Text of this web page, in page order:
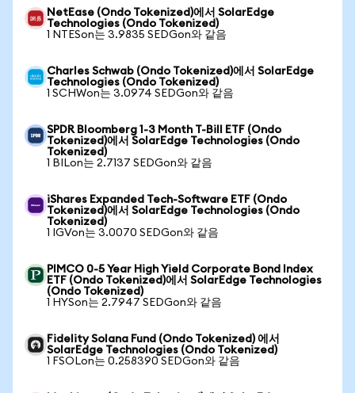
NetEase (Ondo Tokenized)에서 SolarEdge
Technologies (Ondo Tokenized)
1 NTESon는 3.9835 SEDGon와 같음
Charles Schwab (Ondo Tokenized)에서 SolarEdge
Technologies (Ondo Tokenized)
1 SCHWon는 3.0974 SEDGon와 같음
SPDR Bloomberg 1-3 Month T-Bill ETF (Ondo
Tokenized)에서 SolarEdge Technologies (Ondo
Tokenized)
1 BILon는 2.7137 SEDGon와 같음
iShares Expanded Tech-Software ETF (Ondo
Tokenized)에서 SolarEdge Technologies (Ondo
Tokenized)
1 IGVon는 3.0070 SEDGon와 같음
PIMCO 0-5 Year High Yield Corporate Bond Index
ETF (Ondo Tokenized)에서 SolarEdge Technologies
(Ondo Tokenized)
1 HYSon는 2.7947 SEDGon와 같음
Fidelity Solana Fund (Ondo Tokenized) 에서
SolarEdge Technologies (Ondo Tokenized)
1 FSOLon는 0.258390 SEDGon와 같음